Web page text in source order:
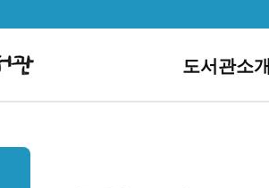
도서관소개